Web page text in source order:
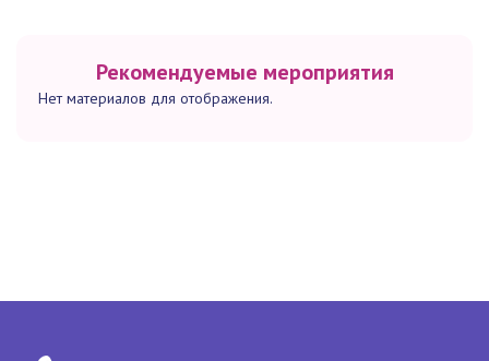
Рекомендуемые мероприятия
Нет материалов для отображения.